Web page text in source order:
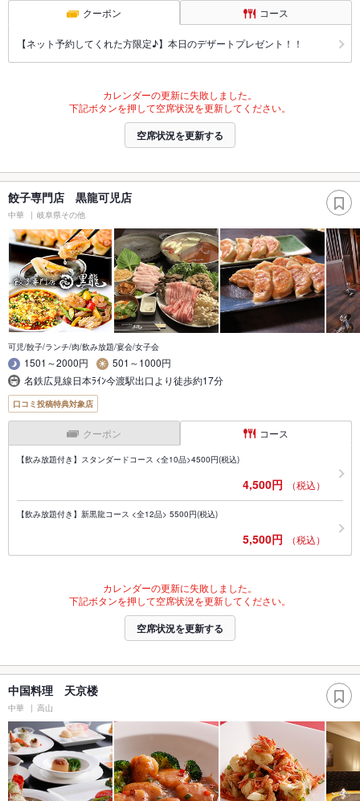
クーポン コース
【ネット予約してくれた方限定♪】本日のデザートプレゼント！！
カレンダーの更新に失敗しました。
下記ボタンを押して空席状況を更新してください。
空席状況を更新する
餃子専門店 黒龍可児店
中華 岐阜県その他
可児/餃子/ランチ/肉/飲み放題/宴会/女子会
1501～2000円
501～1000円
名鉄広見線日本ﾗｲﾝ今渡駅出口より徒歩約17分
口コミ投稿特典対象店
クーポン コース
【飲み放題付き】スタンダードコース <全10品>4500円(税込)
4,500円 （税込）
【飲み放題付き】新黒龍コース <全12品> 5500円(税込)
5,500円 （税込）
カレンダーの更新に失敗しました。
下記ボタンを押して空席状況を更新してください。
空席状況を更新する
中国料理 天京楼
中華 高山